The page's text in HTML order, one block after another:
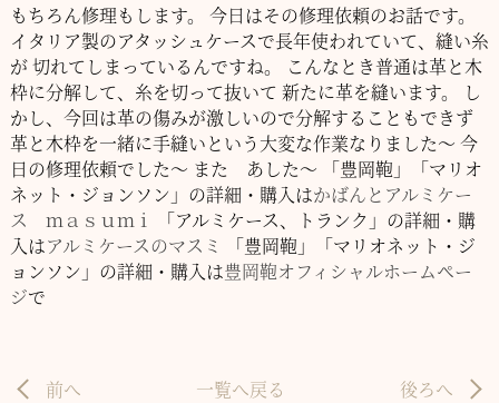
もちろん修理もします。
今日はその修理依頼のお話です。
イタリア製のアタッシュケースで長年使われていて、縫い糸
が切れてしまっているんですね。
こんなとき普通は革と木
枠に分解して、糸を切って抜いて 新たに革を縫います。
し
かし、今回は革の傷みが激しいので分解することもできず
革と木枠を一緒に手縫いという大変な作業なりました～ 今
日の修理依頼でした～ また あした～ 「豊岡鞄」「マリオ
ネット・ジョンソン」の詳細・購入はかばんとアルミケー
ス ｍａｓｕｍｉ
「アルミケース、トランク」の詳細・購
入はアルミケースのマスミ
「豊岡鞄」「マリオネット・ジ
ョンソン」の詳細・購入は豊岡鞄オフィシャルホームペー
ジで
前へ 一覧へ戻る 後ろへ